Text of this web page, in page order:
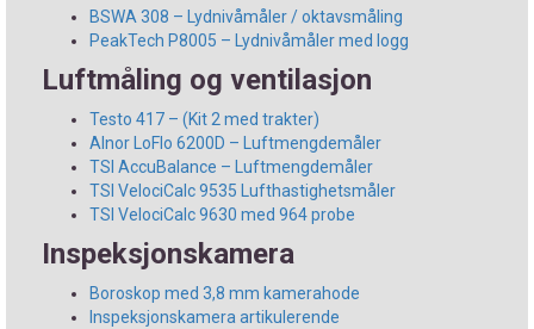
BSWA 308 – Lydnivåmåler / oktavsmåling
PeakTech P8005 – Lydnivåmåler med logg
Luftmåling og ventilasjon
Testo 417 – (Kit 2 med trakter)
Alnor LoFlo 6200D – Luftmengdemåler
TSI AccuBalance – Luftmengdemåler
TSI VelociCalc 9535 Lufthastighetsmåler
TSI VelociCalc 9630 med 964 probe
Inspeksjonskamera
Boroskop med 3,8 mm kamerahode
Inspeksjonskamera artikulerende